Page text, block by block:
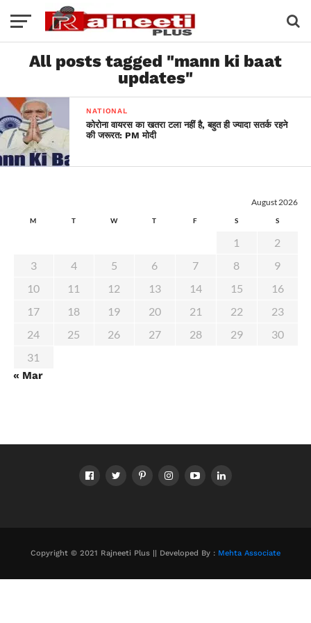
All posts tagged "mann ki baat
updates"
NATIONAL
कोरोना वायरस का खतरा टला नहीं है, बहुत ही ज्यादा सतर्क रहने
की जरूरत: PM मोदी
August 2026
M T W T F S S
1
2
3
4 5 6 7 8
9
10
11 12 13 14 15
16
17
18 19 20 21 22
23
24
25 26 27 28 29
30
31
« Mar
Copyright © 2021 Rajneeti Plus || Developed By : Mehta Associate